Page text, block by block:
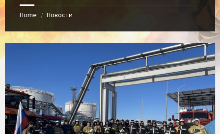
Home / Новости